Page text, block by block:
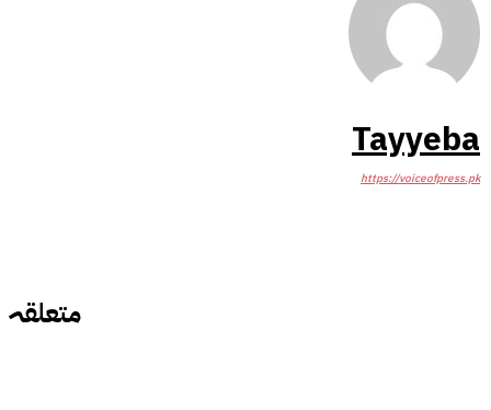
متعلقہ
Tayyeba
https://voiceofpress.pk